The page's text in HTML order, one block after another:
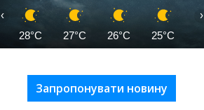
28°C 27°C 26°C 25°C
‹ ›
Запропонувати новину